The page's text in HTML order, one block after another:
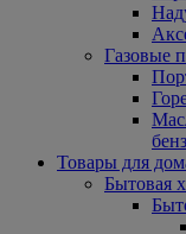
Газовые
Товары для
Бытовая